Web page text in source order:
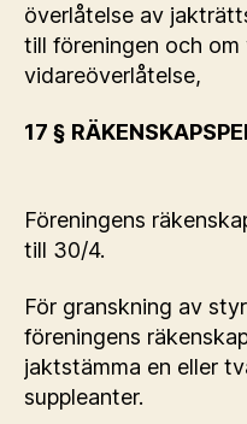
överlåtelse av
till föreningen och om
vidareöverlåtelse,
17 §
Föreningens
till 30/4.
För granskning av
föreningens
jaktstämma en eller
suppleanter.